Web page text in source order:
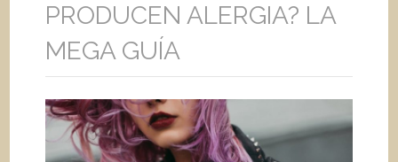
PRODUCEN ALERGIA? LA
MEGA GUÍA